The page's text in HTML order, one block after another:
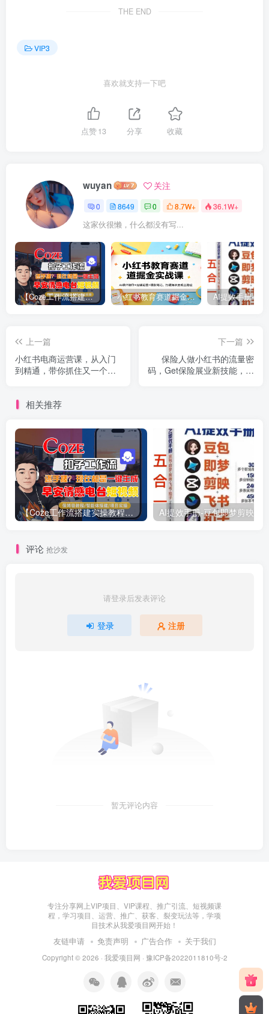
THE END
VIP3
喜欢就支持一下吧
点赞13 分享 收藏
wuyan 关注
0 8649 0 8.7W+ 36.1W+
这家伙很懒，什么都没有写...
【Coze工作流搭建实操教程】【coze】早安情感电台日签视频还在手动做？用扣子工作流自动生成，省时90% 小红书教育赛道掘金实战课：AI课件制作+店铺运营+爆款笔记，打通知识变现全路径
上一篇
小红书电商运营课，从入门
到精通，带你抓住又一个赚
下一篇
保险人做小红书的流量密
码，Get保险展业新技能，从
相关推荐
【Coze工作流搭建实操教程】【coze】早安情感电台日签视频还在手动做？用扣子工作流自动生成，省时90%
评论 抢沙发
请登录后发表评论
登录 注册
暂无评论内容
专注分享网上VIP项目、VIP课程、推广引流、短视频课
程，学习项目、运营、推广、获客、裂变玩法等，学项
目技术从我爱项目网开始！
友链申请 免责声明 广告合作 关于我们
Copyright © 2026 · 我爱项目网 · 豫ICP备2022011810号-2